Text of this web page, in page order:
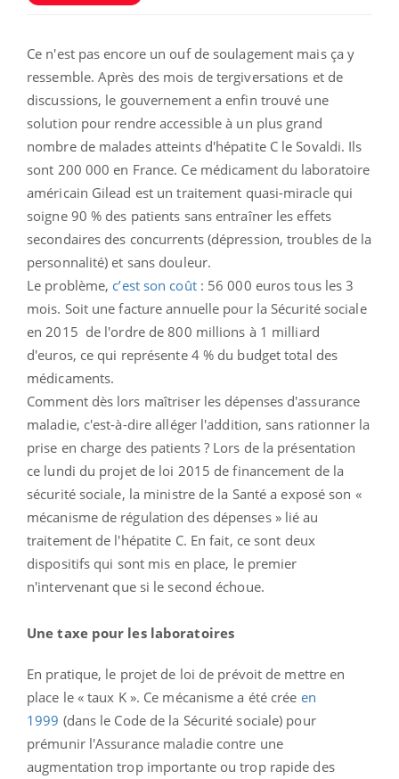
Ce n'est pas encore un ouf de soulagement mais ça y
ressemble. Après des mois de tergiversations et de
discussions, le gouvernement a enfin trouvé une
solution pour rendre accessible à un plus grand
nombre de malades atteints d'hépatite C le Sovaldi. Ils
sont 200 000 en France. Ce médicament du laboratoire
américain Gilead est un traitement quasi-miracle qui
soigne 90 % des patients sans entraîner les effets
secondaires des concurrents (dépression, troubles de la
personnalité) et sans douleur.
Le problème, c’est son coût: 56 000 euros tous les 3
mois. Soit une facture annuelle pour la Sécurité sociale
en 2015 de l'ordre de 800 millions à 1 milliard
d'euros, ce qui représente 4 % du budget total des
médicaments.
Comment dès lors maîtriser les dépenses d'assurance
maladie, c'est-à-dire alléger l'addition, sans rationner la
prise en charge des patients ? Lors de la présentation
ce lundi du projet de loi 2015 de financement de la
sécurité sociale, la ministre de la Santé a exposé son «
mécanisme de régulation des dépenses » lié au
traitement de l'hépatite C. En fait, ce sont deux
dispositifs qui sont mis en place, le premier
n'intervenant que si le second échoue.
Une taxe pour les laboratoires
En pratique, le projet de loi de prévoit de mettre en
place le « taux K ». Ce mécanisme a été crée en
1999 (dans le Code de la Sécurité sociale) pour
prémunir l'Assurance maladie contre une
augmentation trop importante ou trop rapide des